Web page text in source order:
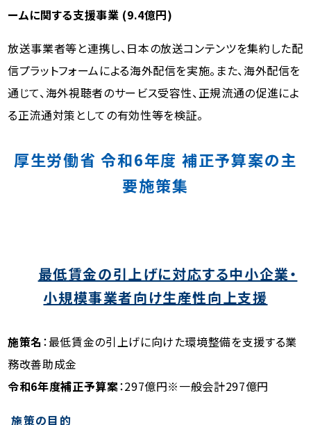
ームに関する支援事業 (9.4億円)
放送事業者等と連携し、日本の放送コンテンツを集約した配
信プラットフォームによる海外配信を実施。また、海外配信を
通じて、海外視聴者のサービス受容性、正規流通の促進によ
る正流通対策としての有効性等を検証。
厚生労働省 令和6年度 補正予算案の主
要施策集
最低賃金の引上げに対応する中小企業・
小規模事業者向け生産性向上支援
施策名：最低賃金の引上げに向けた環境整備を支援する業
務改善助成金
令和6年度補正予算案：297億円※一般会計297億円
施策の目的